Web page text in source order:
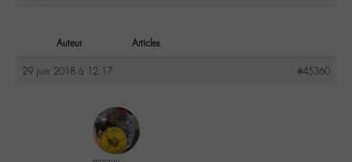
Auteur Articles
29 juin 2018 à 12:17 #45360